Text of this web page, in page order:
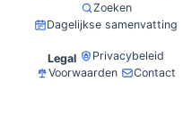
Zoeken
Dagelijkse samenvatting
Legal
Privacybeleid
Voorwaarden
Contact